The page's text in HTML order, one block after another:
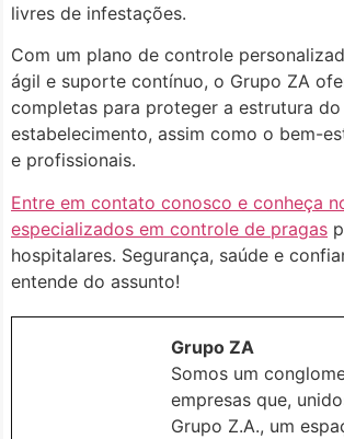
livres de infestações.
Com um plano de controle
ágil e suporte contínuo, o Grupo ZA
completas para proteger a estrutura do
estabelecimento, assim como o bem-
e profissionais.
Entre em contato conosco e conheça
especializados em controle de pragas
hospitalares. Segurança, saúde e
entende do assunto!
Grupo ZA
Somos um
empresas que,
Grupo Z.A., um